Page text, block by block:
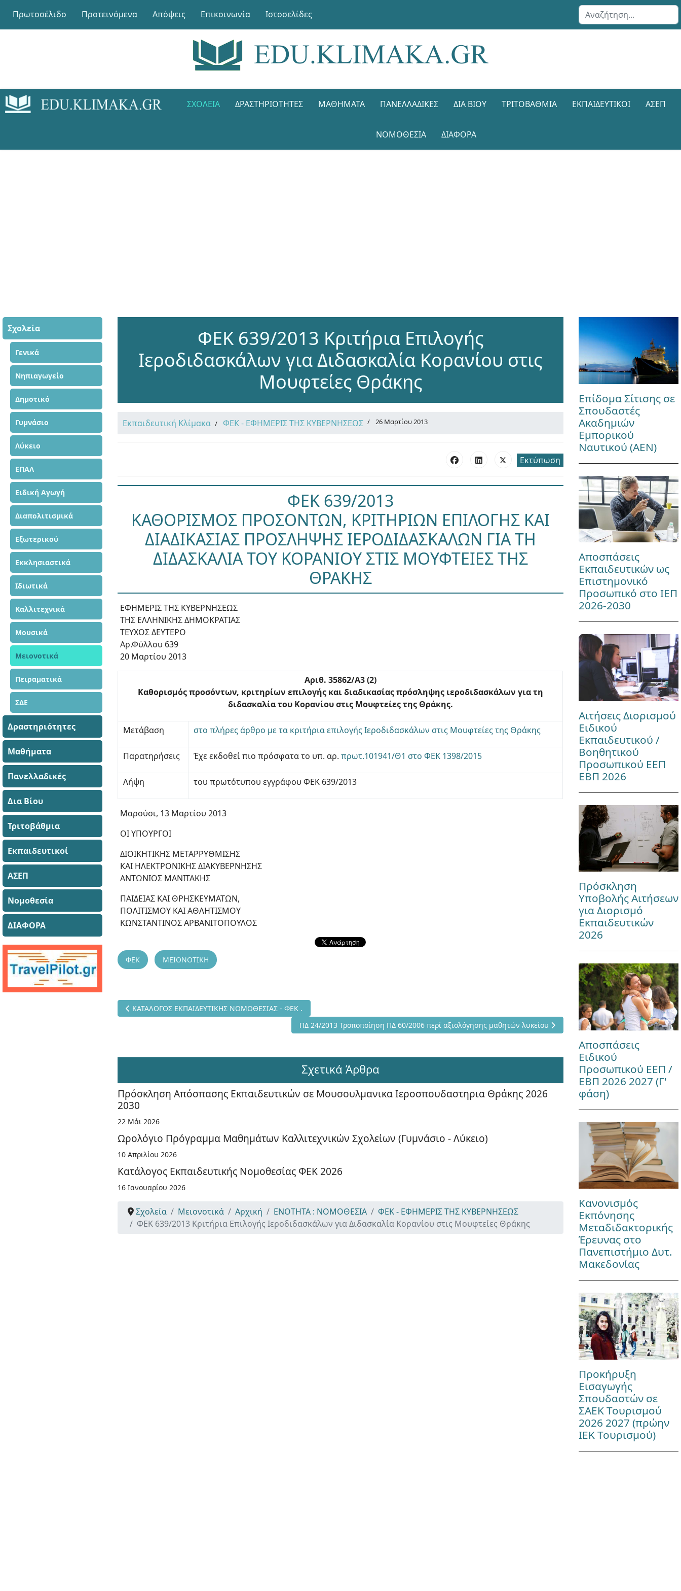
Πρωτοσέλιδο Προτεινόμενα Απόψεις Επικοινωνία Ιστοσελίδες Αναζήτηση...
ΣΧΟΛΕΊΑ ΔΡΑΣΤΗΡΙΌΤΗΤΕΣ ΜΑΘΉΜΑΤΑ ΠΑΝΕΛΛΑΔΙΚΈΣ ΔΙΑ ΒΊΟΥ ΤΡΙΤΟΒΆΘΜΙΑ ΕΚΠΑΙΔΕΥΤΙΚΟΊ ΑΣΕΠ
ΝΟΜΟΘΕΣΊΑ ΔΙΑΦΟΡΑ
Σχολεία
Γενικά
Νηπιαγωγείο
Δημοτικό
Γυμνάσιο
Λύκειο
ΕΠΑΛ
Ειδική Αγωγή
Διαπολιτισμικά
Εξωτερικού
Εκκλησιαστικά
Ιδιωτικά
Καλλιτεχνικά
Μουσικά
Μειονοτικά
Πειραματικά
ΣΔΕ
Δραστηριότητες
Μαθήματα
Πανελλαδικές
Δια Βίου
Τριτοβάθμια
Εκπαιδευτικοί
ΑΣΕΠ
Νομοθεσία
ΔΙΑΦΟΡΑ
ΦΕΚ 639/2013 Κριτήρια Επιλογής
Ιεροδιδασκάλων για Διδασκαλία Κορανίου στις
Μουφτείες Θράκης
Εκπαιδευτική Κλίμακα ΦΕΚ - ΕΦΗΜΕΡΙΣ ΤΗΣ ΚΥΒΕΡΝΗΣΕΩΣ 26 Μαρτίου 2013
Εκτύπωση
ΦΕΚ 639/2013
ΚΑΘΟΡΙΣΜΟΣ ΠΡΟΣΟΝΤΩΝ, ΚΡΙΤΗΡΙΩΝ ΕΠΙΛΟΓΗΣ ΚΑΙ
ΔΙΑΔΙΚΑΣΙΑΣ ΠΡΟΣΛΗΨΗΣ ΙΕΡΟΔΙΔΑΣΚΑΛΩΝ ΓΙΑ ΤΗ
ΔΙΔΑΣΚΑΛΙΑ ΤΟΥ ΚΟΡΑΝΙΟΥ ΣΤΙΣ ΜΟΥΦΤΕΙΕΣ ΤΗΣ
ΘΡΑΚΗΣ
ΕΦΗΜΕΡΙΣ ΤΗΣ ΚΥΒΕΡΝΗΣΕΩΣ
ΤΗΣ ΕΛΛΗΝΙΚΗΣ ΔΗΜΟΚΡΑΤΙΑΣ
ΤΕΥΧΟΣ ΔΕΥΤΕΡΟ
Αρ.Φύλλου 639
20 Μαρτίου 2013
Αριθ. 35862/Α3 (2)
Καθορισμός προσόντων, κριτηρίων επιλογής και διαδικασίας πρόσληψης ιεροδιδασκάλων για τη
διδασκαλία του Κορανίου στις Μουφτείες της Θράκης.
Μετάβαση στο πλήρες άρθρο με τα κριτήρια επιλογής Ιεροδιδασκάλων στις Μουφτείες της Θράκης
Παρατηρήσεις Έχε εκδοθεί πιο πρόσφατα το υπ. αρ.πρωτ.101941/Θ1 στο ΦΕΚ 1398/2015
Λήψη του πρωτότυπου εγγράφου ΦΕΚ 639/2013
Μαρούσι, 13 Μαρτίου 2013
ΟΙ ΥΠΟΥΡΓΟΙ
ΔΙΟΙΚΗΤΙΚΗΣ ΜΕΤΑΡΡΥΘΜΙΣΗΣ
ΚΑΙ ΗΛΕΚΤΡΟΝΙΚΗΣ ΔΙΑΚΥΒΕΡΝΗΣΗΣ
ΑΝΤΩΝΙΟΣ ΜΑΝΙΤΑΚΗΣ
ΠΑΙΔΕΙΑΣ ΚΑΙ ΘΡΗΣΚΕΥΜΑΤΩΝ,
ΠΟΛΙΤΙΣΜΟΥ ΚΑΙ ΑΘΛΗΤΙΣΜΟΥ
KΩΝΣΤΑΝΤΙΝΟΣ ΑΡΒΑΝΙΤΟΠΟΥΛΟΣ
ΦΕΚ ΜΕΙΟΝΟΤΙΚΗ
Προηγούμενο άρθρο: ΚΑΤΑΛΟΓΟΣ ΕΚΠΑΙΔΕΥΤΙΚΗΣ ΝΟΜΟΘΕΣΙΑΣ - ΦΕΚ .
ΚΑΤΑΛΟΓΟΣ ΕΚΠΑΙΔΕΥΤΙΚΗΣ ΝΟΜΟΘΕΣΙΑΣ - ΦΕΚ .
Επόμενο άρθρο: ΠΔ 24/2013 Τροποποίηση ΠΔ 60/2006 περί αξιολόγησης μαθητών λυκείου
ΠΔ 24/2013 Τροποποίηση ΠΔ 60/2006 περί αξιολόγησης μαθητών λυκείου
Σχετικά Άρθρα
Πρόσκληση Απόσπασης Εκπαιδευτικών σε Μουσουλμανικα Ιεροσπουδαστηρια Θράκης 2026
2030
22 Μάι 2026
Ωρολόγιο Πρόγραμμα Μαθημάτων Καλλιτεχνικών Σχολείων (Γυμνάσιο - Λύκειο)
10 Απριλίου 2026
Κατάλογος Εκπαιδευτικής Νομοθεσίας ΦΕΚ 2026
16 Ιανουαρίου 2026
Σχολεία Μειονοτικά Αρχική ΕΝΟΤΗΤΑ : ΝΟΜΟΘΕΣΙΑ
ΦΕΚ - ΕΦΗΜΕΡΙΣ ΤΗΣ ΚΥΒΕΡΝΗΣΕΩΣ
ΦΕΚ 639/2013 Κριτήρια Επιλογής Ιεροδιδασκάλων για Διδασκαλία Κορανίου στις Μουφτείες Θράκης
Επίδομα Σίτισης σε
Σπουδαστές
Ακαδημιών
Εμπορικού
Ναυτικού (ΑΕΝ)
Αποσπάσεις
Εκπαιδευτικών ως
Επιστημονικό
Προσωπικό στο ΙΕΠ
2026-2030
Αιτήσεις Διορισμού
Ειδικού
Εκπαιδευτικού /
Βοηθητικού
Προσωπικού ΕΕΠ
ΕΒΠ 2026
Πρόσκληση
Υποβολής Αιτήσεων
για Διορισμό
Εκπαιδευτικών
2026
Αποσπάσεις
Ειδικού
Προσωπικού ΕΕΠ /
ΕΒΠ 2026 2027 (Γ'
φάση)
Κανονισμός
Εκπόνησης
Μεταδιδακτορικής
Έρευνας στο
Πανεπιστήμιο Δυτ.
Μακεδονίας
Προκήρυξη
Εισαγωγής
Σπουδαστών σε
ΣΑΕΚ Τουρισμού
2026 2027 (πρώην
ΙΕΚ Τουρισμού)